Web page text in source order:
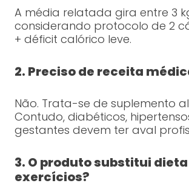
A média relatada gira entre 3
considerando protocolo de 2
+ déficit calórico leve.
2. Preciso de receita
Não. Trata-se de suplemento
Contudo, diabéticos,
gestantes devem ter aval
3. O produto substitui dieta
exercícios?